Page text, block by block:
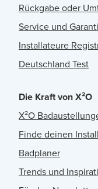
Rückgabe oder
Service und
Installateure
Deutschland Test
Die Kraft von X²O
X²O
Finde deinen
Badplaner
Trends und